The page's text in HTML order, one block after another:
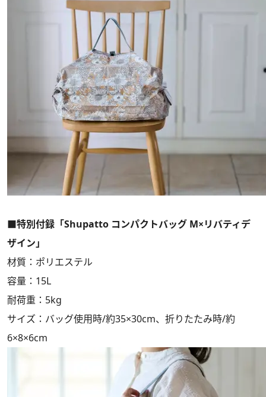
■特別付録「Shupatto コンパクトバッグ M×リバティデ
ザイン」
材質：ポリエステル
容量：15L
耐荷重：5kg
サイズ：バッグ使用時/約35×30cm、折りたたみ時/約
6×8×6cm